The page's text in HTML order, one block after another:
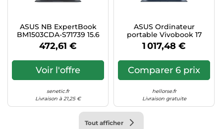
Tondeuses cheveux & barbe
Téléphonie
Télévision & vidéo
Électroménager
ASUS NB ExpertBook
BM1503CDA-S71739 15.6
FHD Ryzen5 150 16GB
512GB noOS 3Y US int
472,61 €
Voir l'offre
senetic.fr
Livraison à 21,25 €
ASUS Ordinateur
portable Vivobook 17
X1704VA-DICAU1059W
Intel Core 7 150U 43,9 cm
1 017,48 €
Comparer 6 prix
hellorse.fr
Livraison gratuite
Tout afficher